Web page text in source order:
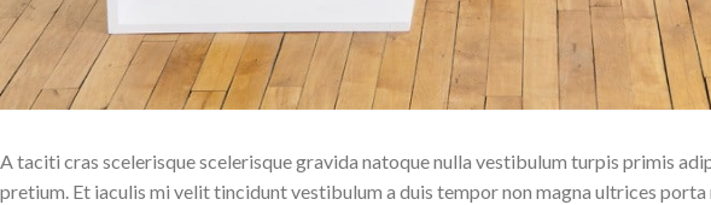
A taciti cras scelerisque scelerisque gravida natoque nulla vestibulum turpis primis
pretium. Et iaculis mi velit tincidunt vestibulum a duis tempor non magna ultrices